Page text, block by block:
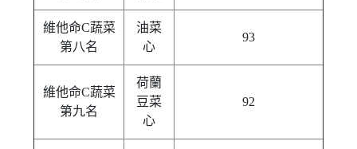
維他命C蔬菜
第八名
油菜
心
93
維他命C蔬菜
第九名
荷蘭
豆菜
心
92